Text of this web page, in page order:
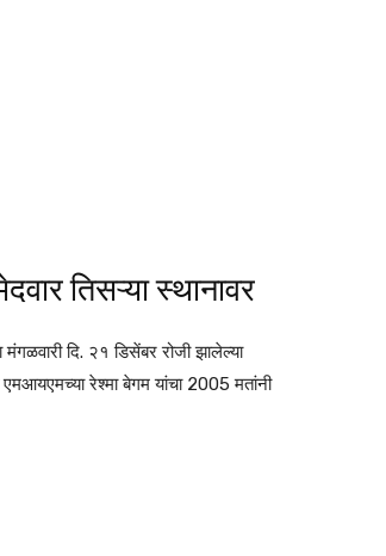
तिसऱ्या स्थानावर
दि. २१ डिसेंबर रोजी झालेल्या
रेश्मा बेगम यांचा 2005 मतांनी